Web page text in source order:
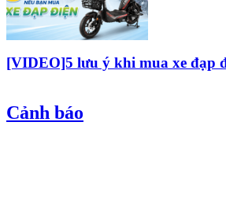
[VIDEO]5 lưu ý khi mua xe đạp
Cảnh báo